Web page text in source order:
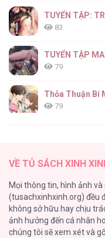
TUYỂN TẬP:
83
TUYỂN TẬP
79
Thỏa Thuận Bí
79
51
Bí Mật Thanh
51
VỀ TỦ SÁCH XINH
Mọi thông tin, hình ảnh
(tusachxinhxinh.org) đều
không sở hữu hay chịu
ảnh hưởng đến cá nhân
chúng tôi sẽ xem xét và